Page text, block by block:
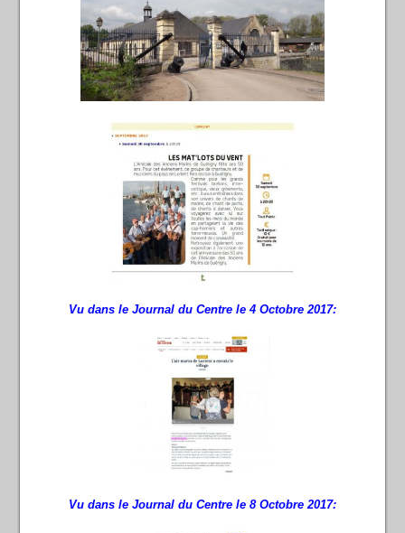
Vu dans le Journal du Centre le 4 Octobre 2017:
Vu dans le Journal du Centre le 8 Octobre 2017: